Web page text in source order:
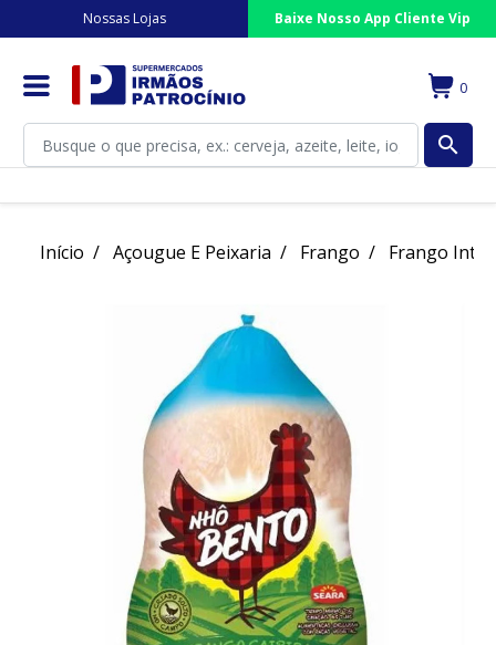
Nossas Lojas Baixe Nosso App Cliente Vip
0
search
Início Açougue E Peixaria Frango Frango